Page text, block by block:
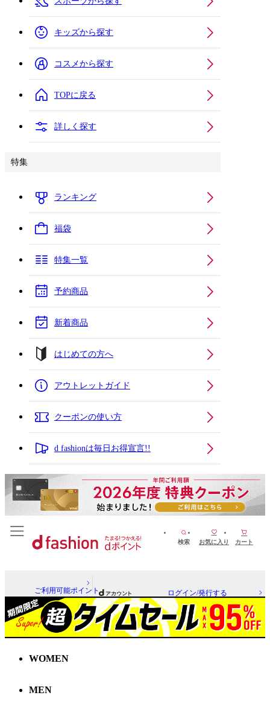
キッズから探す
コスメから探す
TOPに戻る
詳しく探す
特集
ランキング
福袋
特集一覧
予約商品
新着商品
はじめての方へ
アウトレットガイド
クーポンの使い方
d fashionは毎日お得宣言!!
検索 お気に入り カート
ご利用可能ポイント ログイン/発行する
WOMEN
MEN